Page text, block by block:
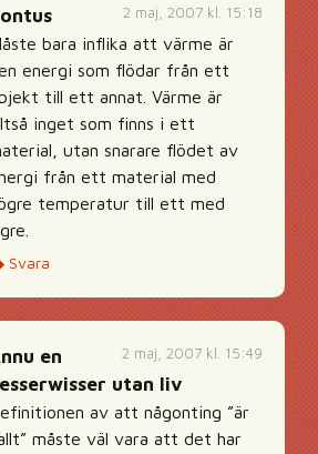
2 maj, 2007 kl. 15:18
bara inflika att värme är
energi som flödar från ett
till ett annat. Värme är
inget som finns i ett
utan snarare flödet av
från ett material med
temperatur till ett med
Svara
2 maj, 2007 kl. 15:49
en
utan liv
av att någonting ”är
måste väl vara att det har